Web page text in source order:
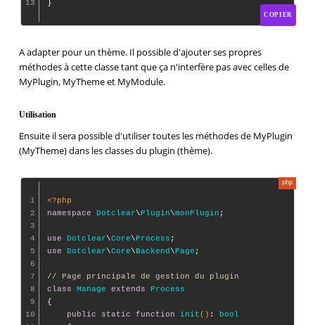
13
COPIER
A adapter pour un thème. Il possible d'ajouter ses propres
méthodes à cette classe tant que ça n'interfère pas avec celles de
MyPlugin, MyTheme et MyModule.
Utilisation
Ensuite il sera possible d'utiliser toutes les méthodes de MyPlugin
(MyTheme) dans les classes du plugin (thème).
1
2
3
4
5
6
7
8
9
10
<?php
namespace
Dotclear\Plugin\monPlugin ;
use Dotclear\Core\Process
use
Dotclear\Core\Backend\Page ;
// Page principale de gestion du plugin
class
Manage extends
Process
{
public
static function init () :
bool